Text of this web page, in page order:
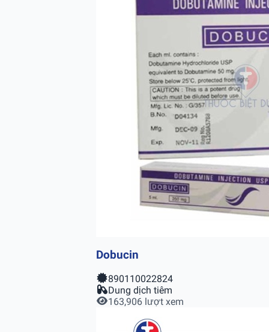
Dobucin
890110022824
Dung dịch tiêm
163,906 lượt xem